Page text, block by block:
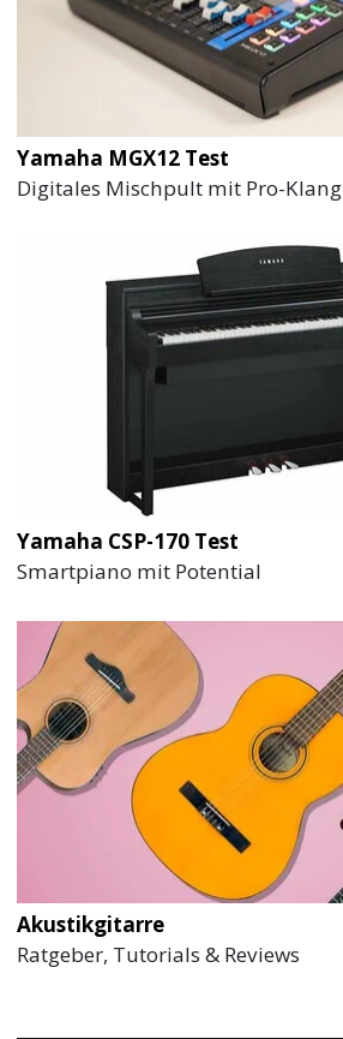
Yamaha MGX12 Test
Digitales Mischpult mit Pro-Klang
Yamaha CSP-170 Test
Smartpiano mit Potential
Akustikgitarre
Ratgeber, Tutorials & Reviews